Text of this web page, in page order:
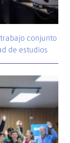
conjunto
de estudios